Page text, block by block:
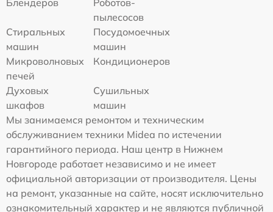
пылесосов
Стиральных
машин
Посудомоечных
машин
Микроволновых
печей
Кондиционеров
Духовых
шкафов
Сушильных
машин
Мы занимаемся ремонтом и техническим
обслуживанием техники Midea по истечении
гарантийного периода. Наш центр в Нижнем
Новгороде работает независимо и не имеет
официальной авторизации от производителя. Цены
на ремонт, указанные на сайте, носят исключительно
ознакомительный характер и не являются публичной